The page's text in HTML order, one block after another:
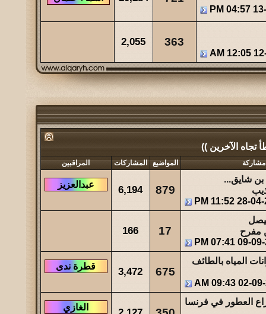
04:57 PM
12:05 AM
363
2,055
تجاه الآخرين ))
مشاركة المواضيع المشاركات المراقبين
بن شايق...
28-
11:52 PM
879
6,194
مفرح
09-
07:41 PM
17
166
المياه بالطائف
02-
09:43 AM
675
3,472
العطور في فرنسا